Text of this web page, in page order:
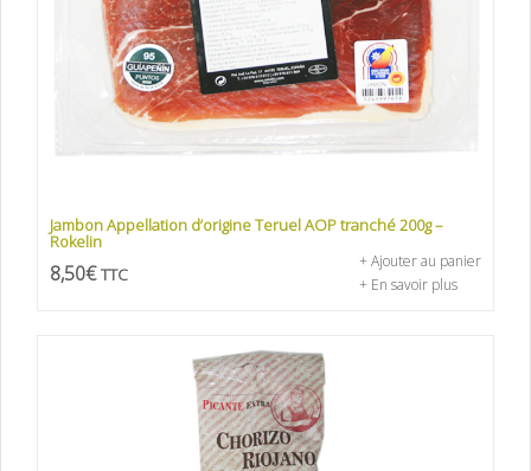
Jambon Appellation d’origine Teruel AOP tranché 200g –
Rokelin
8,50€ TTC
+ Ajouter au panier
+ En savoir plus